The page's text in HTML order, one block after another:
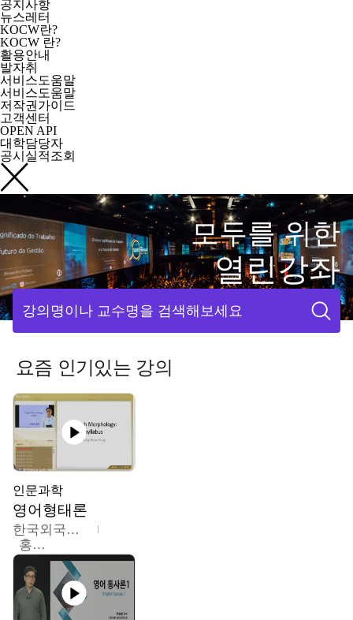
공지사항
뉴스레터
KOCW란?
KOCW 란?
활용안내
발자취
서비스도움말
서비스도움말
저작권가이드
고객센터
OPEN API
대학담당자
공시실적조회
모두를 위한
열린강좌
강의명이나 교수명을 검색해보세요
요즘 인기있는 강의
인문과학
영어형태론
한국외국어대학교
홍성훈